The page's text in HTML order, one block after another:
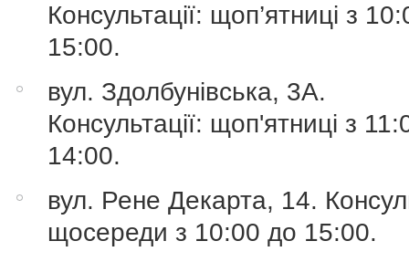
Консультації: щоп’ятниці з
15:00.
вул. Здолбунівська, 3А.
Консультації: щоп'ятниці з
14:00.
вул. Рене Декарта, 14.
щосереди з 10:00 до 15:00.